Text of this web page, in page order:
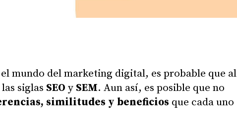
mundo del marketing digital, es probable que al
siglas SEO y SEM. Aun así, es posible que no
similitudes y beneficios que cada uno